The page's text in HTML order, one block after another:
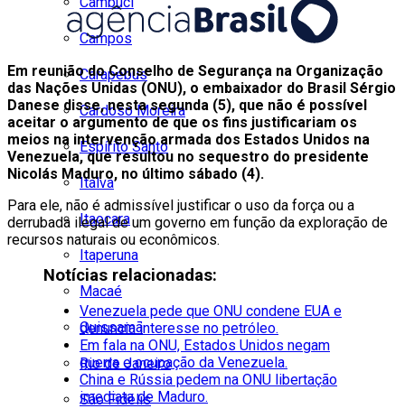
Campos
Carapebus
Cardoso Moreira
Espírito Santo
Italva
Itaocara
Itaperuna
Macaé
Quissamã
Rio de Janeiro
São Fidélis
Em reunião do Conselho de Segurança na Organização
das Nações Unidas (ONU), o embaixador do Brasil Sérgio
Danese disse, nesta segunda (5), que não é possível
aceitar o argumento de que os fins justificariam os
meios na intervenção armada dos Estados Unidos na
Venezuela, que resultou no sequestro do presidente
Nicolás Maduro, no último sábado (4).
Para ele, não é admissível justificar o uso da força ou a
derrubada ilegal de um governo em função da exploração de
recursos naturais ou econômicos.
Notícias relacionadas:
Venezuela pede que ONU condene EUA e
denuncia interesse no petróleo.
Em fala na ONU, Estados Unidos negam
guerra e ocupação da Venezuela.
China e Rússia pedem na ONU libertação
imediata de Maduro.